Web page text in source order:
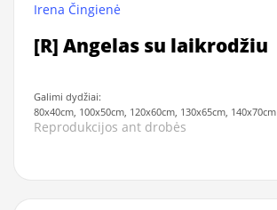
Irena Čingienė
[R] Angelas su laikrodžiu
Galimi dydžiai:
80x40cm, 100x50cm, 120x60cm, 130x65cm, 140x70cm
Reprodukcijos ant drobės